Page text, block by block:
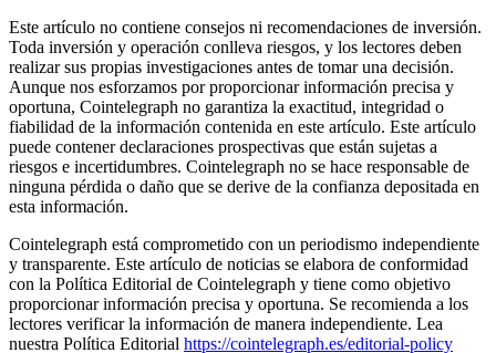
Este artículo no contiene consejos ni recomendaciones de inversión.
Toda inversión y operación conlleva riesgos, y los lectores deben
realizar sus propias investigaciones antes de tomar una decisión.
Aunque nos esforzamos por proporcionar información precisa y
oportuna, Cointelegraph no garantiza la exactitud, integridad o
fiabilidad de la información contenida en este artículo. Este artículo
puede contener declaraciones prospectivas que están sujetas a
riesgos e incertidumbres. Cointelegraph no se hace responsable de
ninguna pérdida o daño que se derive de la confianza depositada en
esta información.
Cointelegraph está comprometido con un periodismo independiente
y transparente. Este artículo de noticias se elabora de conformidad
con la Política Editorial de Cointelegraph y tiene como objetivo
proporcionar información precisa y oportuna. Se recomienda a los
lectores verificar la información de manera independiente. Lea
nuestra Política Editorial https://cointelegraph.es/editorial-policy